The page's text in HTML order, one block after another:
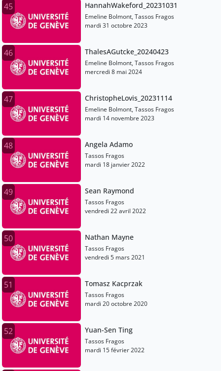
45 HannahWakeford_20231031
Emeline Bolmont, Tassos Fragos
mardi 31 octobre 2023
46 ThalesAGutcke_20240423
Emeline Bolmont, Tassos Fragos
mercredi 8 mai 2024
47 ChristopheLovis_20231114
Emeline Bolmont, Tassos Fragos
mardi 14 novembre 2023
48 Angela Adamo
Tassos Fragos
mardi 18 janvier 2022
49 Sean Raymond
Tassos Fragos
vendredi 22 avril 2022
50 Nathan Mayne
Tassos Fragos
vendredi 5 mars 2021
51 Tomasz Kacprzak
Tassos Fragos
mardi 20 octobre 2020
52 Yuan-Sen Ting
Tassos Fragos
mardi 15 février 2022